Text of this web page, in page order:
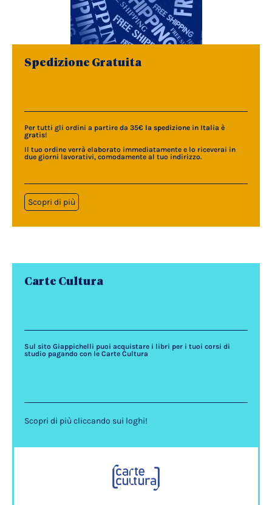
Spedizione Gratuita
Per tutti gli ordini a partire da 35€ la spedizione in Italia è
gratis!
Il tuo ordine verrà elaborato immediatamente e lo riceverai in
due giorni lavorativi, comodamente al tuo indirizzo.
Scopri di più
Carte Cultura
Sul sito Giappichelli puoi acquistare i libri per i tuoi corsi di
studio pagando con le Carte Cultura
Scopri di più cliccando sui loghi!